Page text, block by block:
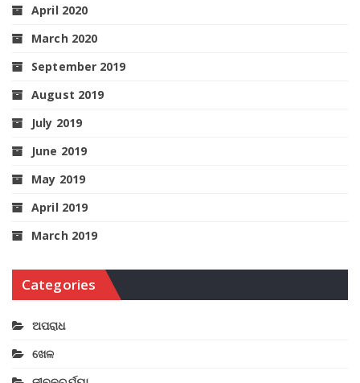
April 2020
March 2020
September 2019
August 2019
July 2019
June 2019
May 2019
April 2019
March 2019
Categories
ଅପରାଧ
ଖେଳ